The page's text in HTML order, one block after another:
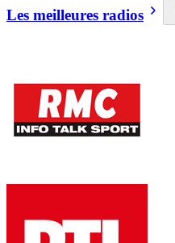
Les meilleures radios